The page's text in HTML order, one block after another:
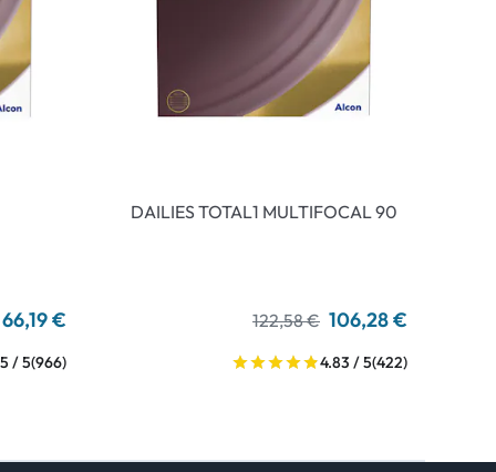
66,19 €
/ 5(966)
DAILIES TOTAL1 MULTIFOCAL 90
122,58 € 106,28 €
4.83 / 5(422)